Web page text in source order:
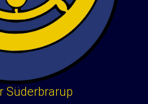
Süderbrarup